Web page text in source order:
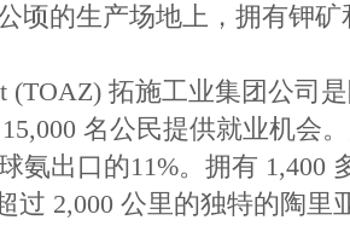
顷的生产场地上，拥有钾
(TOAZ) 拓施工业集团公司
名公民提供就业机会
氨出口的11%。拥有 1,400
过 2,000 公里的独特的陶里